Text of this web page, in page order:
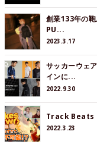
創業133年の
PU...
2023.3.17
サッカーウェ
インに...
2022.9.30
Track Beats
2022.3.23